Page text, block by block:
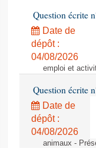
Question écrite
Date de
dépôt :
04/08/2026
emploi et
Question écrite
Date de
dépôt :
04/08/2026
animaux -